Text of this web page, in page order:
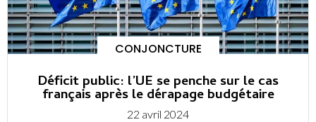
CONJONCTURE
Déficit public: l’UE se penche sur le cas
français après le dérapage budgétaire
22 avril 2024